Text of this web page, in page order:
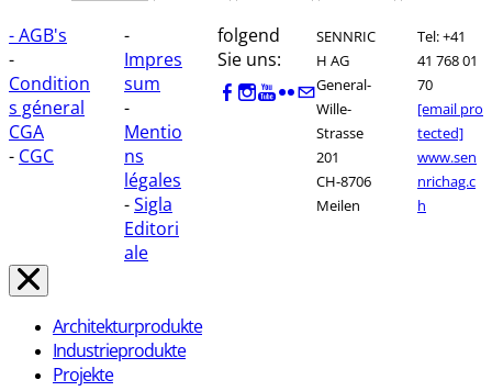
- AGB's
-
Condition
s géneral
CGA
- CGC
-
Impres
sum
-
Mentio
ns
légales
-Sigla
Editori
ale
folgend
Sie uns:
SENNRIC
H AG
General-
Wille-
Strasse
201
CH-8706
Meilen
Tel: +41
41 768 01
70
[email pro
tected]
www.sen
nrichag.c
h
Architekturprodukte
Industrieprodukte
Projekte